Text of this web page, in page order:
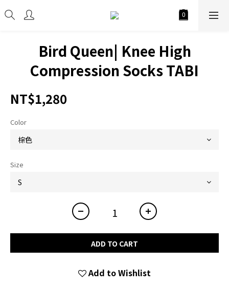
Bird Queen| Knee High
Compression Socks TABI
NT$1,280
Color
Size
ADD TO CART
Add to Wishlist